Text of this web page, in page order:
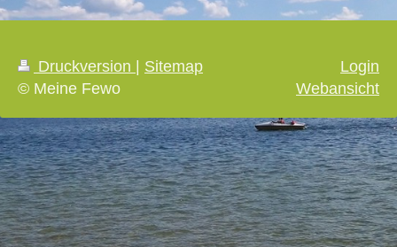
Druckversion | Sitemap
© Meine Fewo
Login
Webansicht